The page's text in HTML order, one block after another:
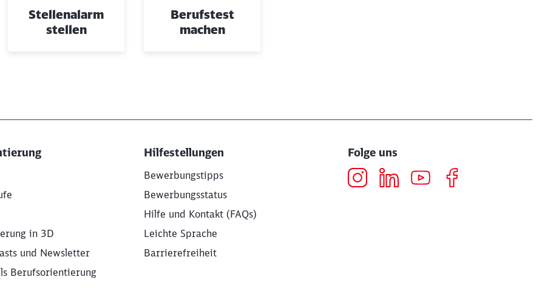
Stellenalarm
stellen
Berufstest
machen
in 3D
und Newsletter
Berufsorientierung
Hilfestellungen
Bewerbungstipps
Bewerbungsstatus
Hilfe und Kontakt (FAQs)
Leichte Sprache
Barrierefreiheit
Folge uns